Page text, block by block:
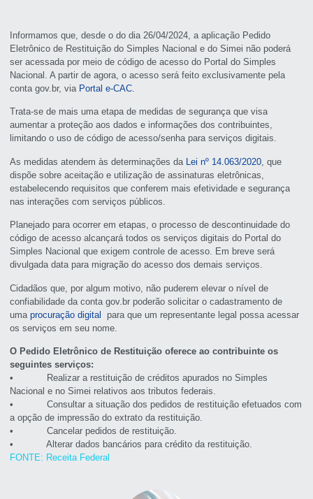
Informamos que, desde o do dia 26/04/2024, a aplicação Pedido
Eletrônico de Restituição do Simples Nacional e do Simei não poderá
ser acessada por meio de código de acesso do Portal do Simples
Nacional. A partir de agora, o acesso será feito exclusivamente pela
conta gov.br, via Portal e-CAC
Trata-se de mais uma etapa de medidas de segurança que visa
aumentar a proteção aos dados e informações dos contribuintes,
limitando o uso de código de acesso/senha para serviços digitais.
As medidas atendem às determinações da Lei nº 14.063/2020 , que
dispõe sobre aceitação e utilização de assinaturas eletrônicas,
estabelecendo requisitos que conferem mais efetividade e segurança
nas interações com serviços públicos.
Planejado para ocorrer em etapas, o processo de descontinuidade do
código de acesso alcançará todos os serviços digitais do Portal do
Simples Nacional que exigem controle de acesso. Em breve será
divulgada data para migração do acesso dos demais serviços.
Cidadãos que, por algum motivo, não puderem elevar o nível de
confiabilidade da conta gov.br poderão solicitar o cadastramento de
umaprocuração digital para que um representante legal possa acessar
os serviços em seu nome.
O Pedido Eletrônico de Restituição oferece ao contribuinte os
seguintes serviços:
• Realizar a restituição de créditos apurados no Simples
Nacional e no Simei relativos aos tributos federais.
• Consultar a situação dos pedidos de restituição efetuados com
a opção de impressão do extrato da restituição.
• Cancelar pedidos de restituição.
• Alterar dados bancários para crédito da restituição.
FONTE: Receita Federal